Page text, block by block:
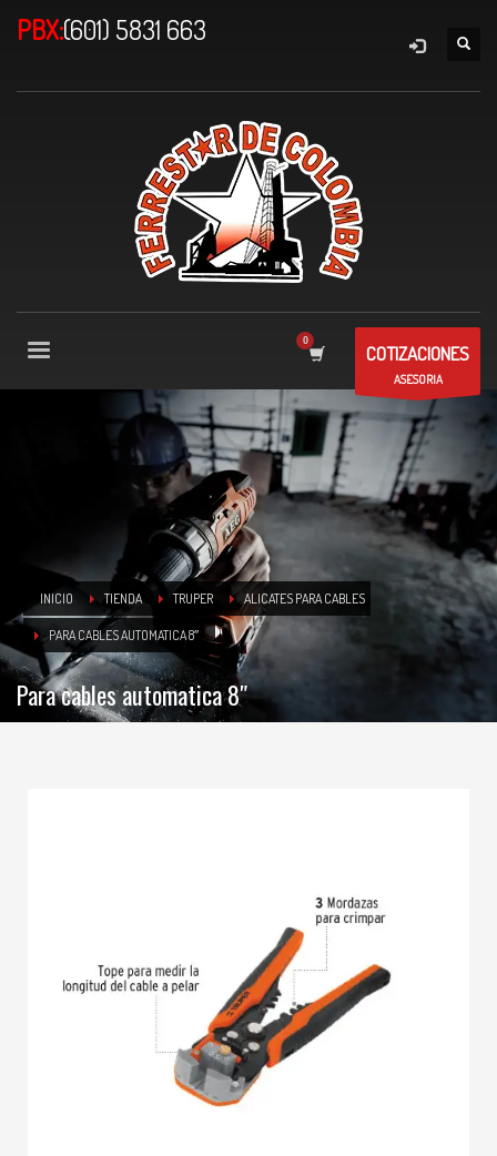
PBX:(601) 5831 663
COTIZACIONES
ASESORIA
INICIO TIENDA TRUPER ALICATES PARA CABLES
PARA CABLES AUTOMATICA 8″
Para cables automatica 8″